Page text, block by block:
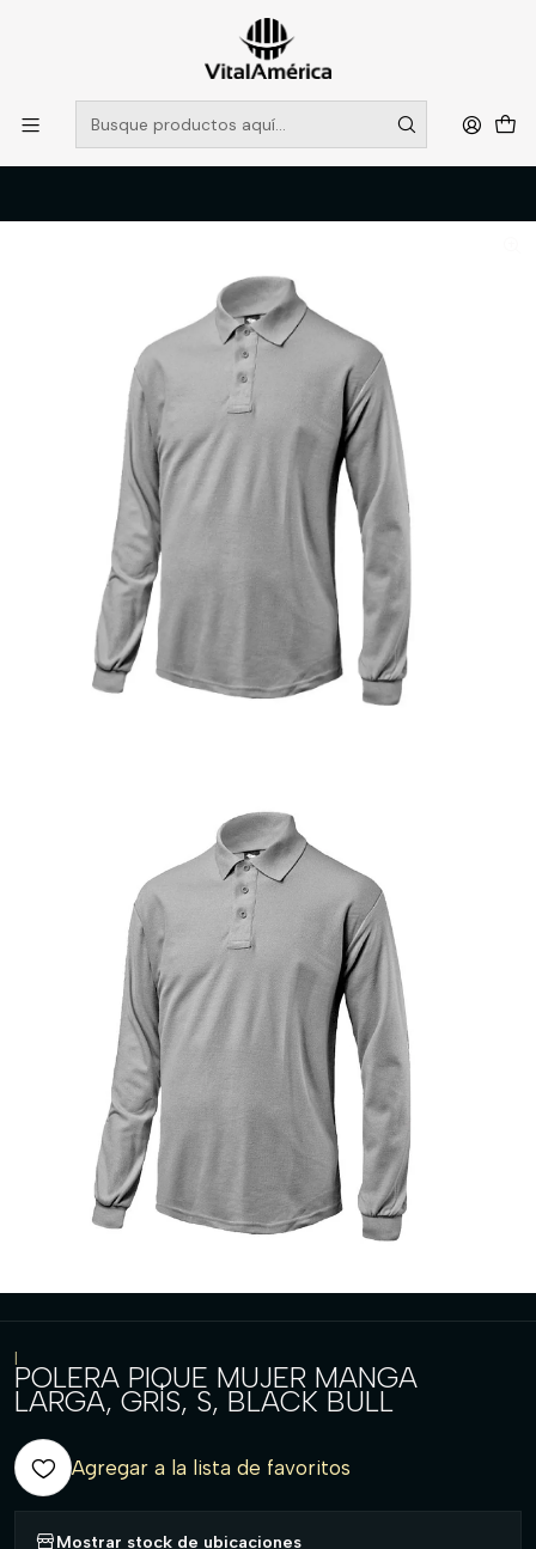
POR SISTEMA FRONTAL SOLO RETIROS EN TIENDA, DESDE
MUCHAS GRACIAS +569 5956 2237
Leer más
Catálogo
VESTIMENTA TECNICA Y CORPORATIVA
POLERAS Y CAMISAS
POLERA PIQUE MUJER MANGA LARGA, GRIS, S, BLACK BULL
|
POLERA PIQUE MUJER MANGA
LARGA, GRIS, S, BLACK BULL
Agregar a la lista de favoritos
Mostrar stock de ubicaciones